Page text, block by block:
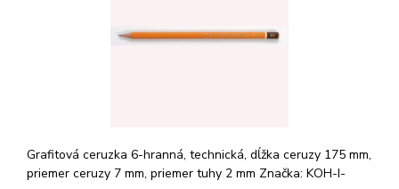
Grafitová ceruzka 6-hranná, technická, dĺžka ceruzy 175 mm,
priemer ceruzy 7 mm, priemer tuhy 2 mm Značka: KOH-I-